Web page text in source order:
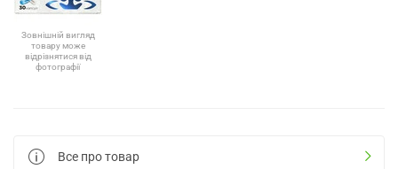
Зовнішній вигляд
товару може
відрізнятися від
фотографії
Все про товар